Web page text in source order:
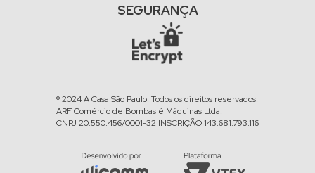
SEGURANÇA
® 2024 A Casa São Paulo. Todos os direitos reservados.
ARF Comércio de Bombas é Máquinas Ltda.
CNPJ 20.550.456/0001-32 INSCRIÇÃO 143.681.793.116